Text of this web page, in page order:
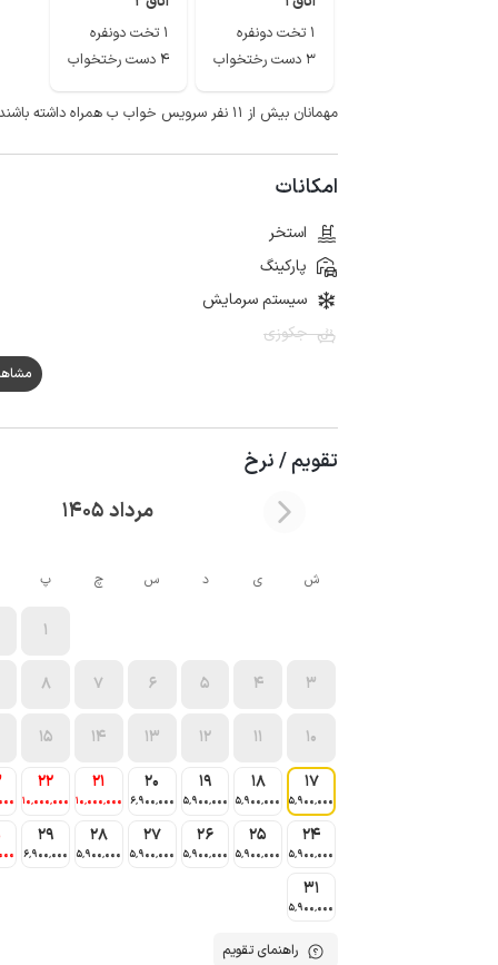
1 تخت دونفره
3 دست رختخواب
1 تخت دونفره
4 دست رختخواب
مهمانان بیش از ۱۱ نفر سرویس خواب ب همراه داشته باشند.
امکانات
استخر
پارکینگ
سیستم سرمایش
جکوزی
مشاهده
تقویم / نرخ
مرداد 1405
ش ی د س چ پ
1
3
4
5
6
7
8
10
11
12
13
14
15
17
5٬900٬000
18
5٬900٬000
19
5٬900٬000
20
6٬900٬000
21
10٬000٬000
22
10٬000٬000
24
5٬900٬000
25
5٬900٬000
26
5٬900٬000
27
5٬900٬000
28
5٬900٬000
29
6٬900٬000
31
5٬900٬000
راهنمای تقویم